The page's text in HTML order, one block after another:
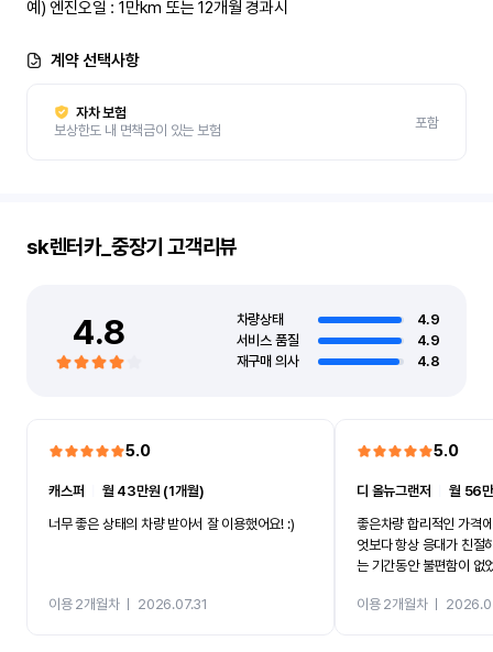
예) 엔진오일 : 1만km 또는 12개월 경과시
계약 선택사항
자차 보험
보상한도 내 면책금이 있는 보험
포함
sk렌터카_중장기 고객리뷰
4.8 차량상태
4.9
서비스 품질
4.9
재구매 의사
4.8
5.0
캐스퍼
월 43만원 (1개월)
너무 좋은 상태의 차량 받아서 잘 이용했어요! :)
이용 2개월차ㅣ 2026.07.31
5.0
디 올뉴그랜저 ㅣ월 56
좋은차량 합리적인 가격
엇보다 항상 응대가 친절
는 기간동안 불편함이 없
카 렌트 고민없이 강추합
이용 2개월차ㅣ